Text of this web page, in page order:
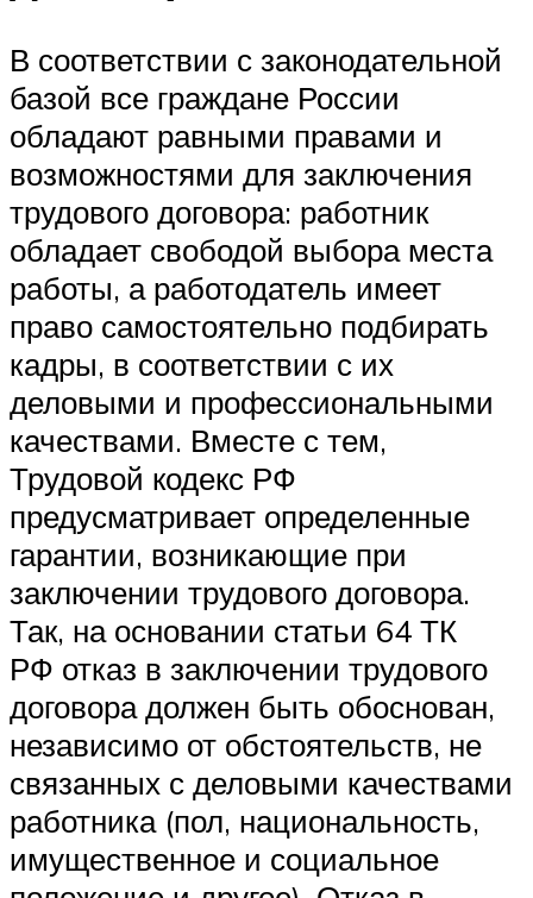
В соответствии с законодательной
базой все граждане России
обладают равными правами и
возможностями для заключения
трудового договора: работник
обладает свободой выбора места
работы, а работодатель имеет
право самостоятельно подбирать
кадры, в соответствии с их
деловыми и профессиональными
качествами. Вместе с тем,
Трудовой кодекс РФ
предусматривает определенные
гарантии, возникающие при
заключении трудового договора.
Так, на основании статьи 64 ТК
РФ отказ в заключении трудового
договора должен быть обоснован,
независимо от обстоятельств, не
связанных с деловыми качествами
работника (пол, национальность,
имущественное и социальное